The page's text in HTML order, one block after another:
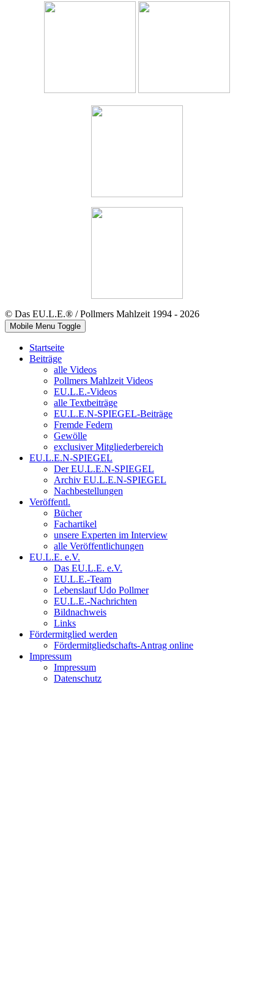
© Das EU.L.E.® / Pollmers Mahlzeit 1994 - 2026
Mobile Menu Toggle
Startseite
Beiträge
alle Videos
Pollmers Mahlzeit Videos
EU.L.E.-Videos
alle Textbeiträge
EU.L.E.N-SPIEGEL-Beiträge
Fremde Federn
Gewölle
exclusiver Mitgliederbereich
EU.L.E.N-SPIEGEL
Der EU.L.E.N-SPIEGEL
Archiv EU.L.E.N-SPIEGEL
Nachbestellungen
Veröffentl.
Bücher
Fachartikel
unsere Experten im Interview
alle Veröffentlichungen
EU.L.E. e.V.
Das EU.L.E. e.V.
EU.L.E.-Team
Lebenslauf Udo Pollmer
EU.L.E.-Nachrichten
Bildnachweis
Links
Fördermitglied werden
Fördermitgliedschafts-Antrag online
Impressum
Impressum
Datenschutz